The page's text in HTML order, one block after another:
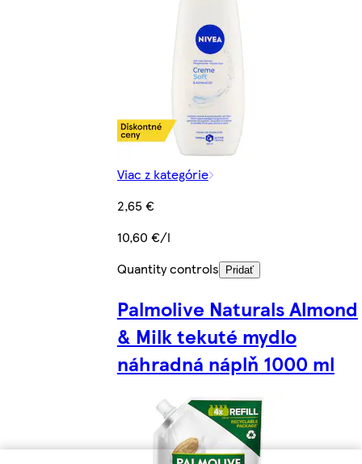
Viac z kategórie
2,65 €
10,60 €/l
Quantity controls
Pridať
Palmolive Naturals Almond
& Milk tekuté mydlo
náhradná náplň 1000 ml